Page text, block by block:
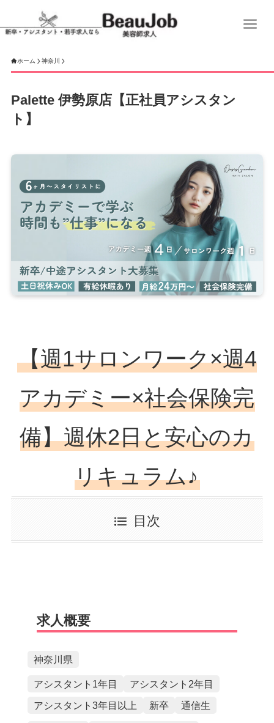
ホーム 神奈川
Palette 伊勢原店【正社員アシスタン
ト】
【週1サロンワーク×週4
アカデミー×社会保険完
備】週休2日と安心のカ
リキュラム♪
目次
求人概要
神奈川県
アシスタント1年目
アシスタント2年目
アシスタント3年目以上
新卒 通信生